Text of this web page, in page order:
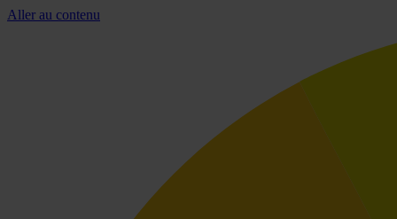
Aller au contenu